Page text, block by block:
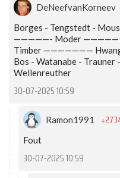
DeNeefvanKorneev
Borges - Tengstedt -
—————- Moder —————
Timber ———————
Bos - Watanabe - Trauner
Wellenreuther
30-07-2025 10:59
Ramon1991
Fout
30-07-2025 10:59